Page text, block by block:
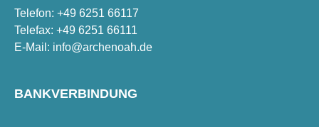
Telefon: +49 6251 66117
Telefax: +49 6251 66111
E-Mail: info@archenoah.de
BANKVERBINDUNG